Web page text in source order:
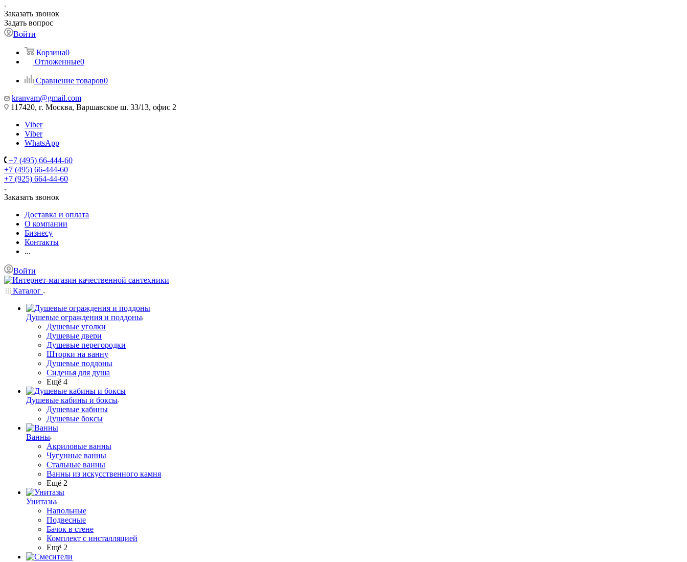
Заказать звонок
Задать вопрос
Войти
Корзина0
Отложенные0
Сравнение товаров0
kranvam@gmail.com
117420, г. Москва, Варшавское ш. 33/13, офис 2
Viber
Viber
WhatsApp
+7 (495) 66-444-60
+7 (495) 66-444-60
+7 (925) 664-44-60
Заказать звонок
Доставка и оплата
О компании
Бизнесу
Контакты
...
Войти
Каталог
Душевые ограждения и поддоны
Душевые уголки
Душевые двери
Душевые перегородки
Шторки на ванну
Душевые поддоны
Сиденья для душа
Ещё 4
Душевые кабины и боксы
Душевые кабины
Душевые боксы
Ванны
Акриловые ванны
Чугунные ванны
Стальные ванны
Ванны из искусственного камня
Ещё 2
Унитазы
Напольные
Подвесные
Бачок в стене
Комплект с инсталляцией
Ещё 2